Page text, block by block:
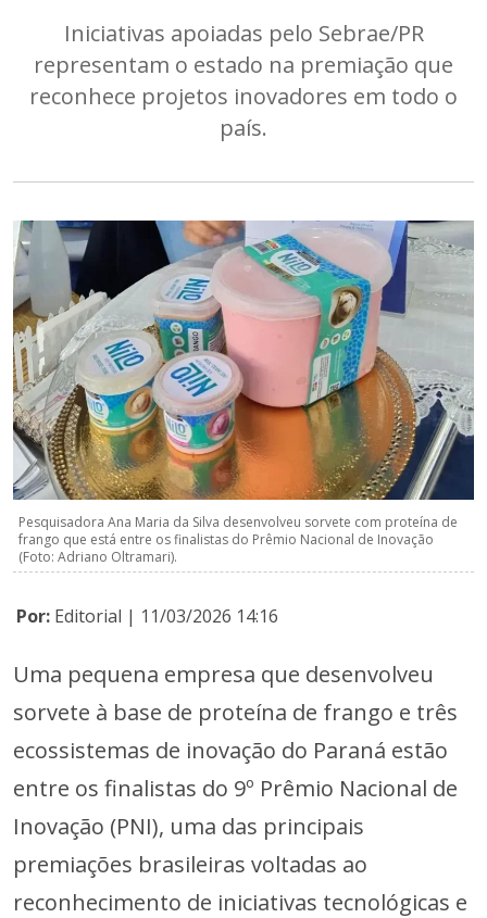
Iniciativas apoiadas pelo Sebrae/PR
representam o estado na premiação que
reconhece projetos inovadores em todo o
país.
Pesquisadora Ana Maria da Silva desenvolveu sorvete com proteína de
frango que está entre os finalistas do Prêmio Nacional de Inovação
(Foto: Adriano Oltramari).
Por: Editorial | 11/03/2026 14:16
Uma pequena empresa que desenvolveu
sorvete à base de proteína de frango e três
ecossistemas de inovação do Paraná estão
entre os finalistas do 9º Prêmio Nacional de
Inovação (PNI), uma das principais
premiações brasileiras voltadas ao
reconhecimento de iniciativas tecnológicas e